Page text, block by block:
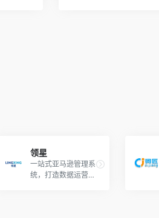
领星
一站式亚马逊管理系
统，打造数据运营闭